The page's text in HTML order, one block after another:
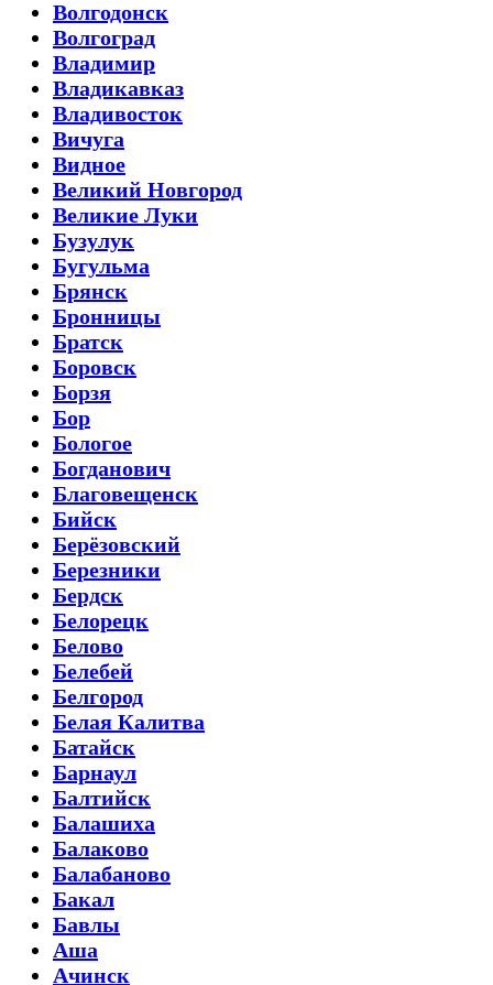
Волгодонск
Волгоград
Владимир
Владикавказ
Владивосток
Вичуга
Видное
Великий Новгород
Великие Луки
Бузулук
Бугульма
Брянск
Бронницы
Братск
Боровск
Борзя
Бор
Бологое
Богданович
Благовещенск
Бийск
Берёзовский
Березники
Бердск
Белорецк
Белово
Белебей
Белгород
Белая Калитва
Батайск
Барнаул
Балтийск
Балашиха
Балаково
Балабаново
Бакал
Бавлы
Аша
Ачинск